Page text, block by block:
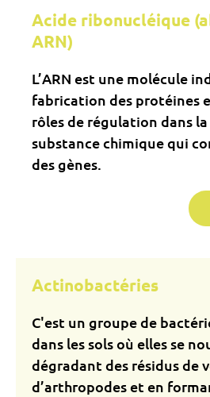
Acide ribonucléique
ARN)
L’ARN est une molécule
fabrication des protéines
rôles de régulation dans
substance chimique qui
des gènes.
Actinobactéries
C'est un groupe de
dans les sols où elles se
dégradant des résidus de
d’arthropodes et en